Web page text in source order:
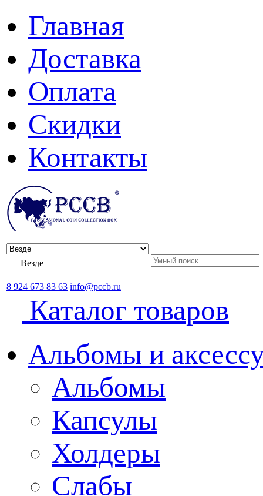
Главная
Доставка
Оплата
Скидки
Контакты
Везде
8 924 673 83 63 info@pccb.ru
Каталог товаров
Альбомы и
Альбомы
Капсулы
Холдеры
Слабы